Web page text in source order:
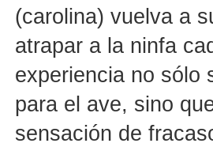
(carolina) vuelva a
atrapar a la ninfa
experiencia no sólo
para el ave, sino
sensación de